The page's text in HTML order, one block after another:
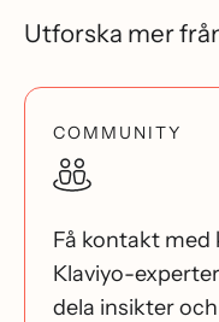
Utforska mer
COMMUNITY
Få kontakt med
Klaviyo-
dela insikter